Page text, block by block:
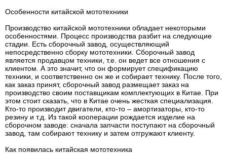
Особенности китайской мототехники
Производство китайской мототехники обладает некоторыми
особенностями. Процесс производства разбит на следующие
стадии. Есть сборочный завод, осуществляющий
непосредственно сборку мототехники. Сборочный завод
является продавцом техники, т.е. он ведет все отношения с
клиентом. А это значит, что он формирует спецификацию
техники, и соответственно он же и собирает технику. После того,
как заказ принят, сборочный завод размещает заказ на
производство своим поставщикам комплектующих в Китае. При
этом стоит сказать, что в Китае очень жесткая специализация.
Кто-то производит двигатели, кто-то – амортизаторы, кто-то
резину и т.д. Из такой кооперации рождается изделие на
сборочном заводе: сначала запчасти поступают на сборочный
завод, там собирают технику и затем отгружают клиенту.
Как появилась китайская мототехника